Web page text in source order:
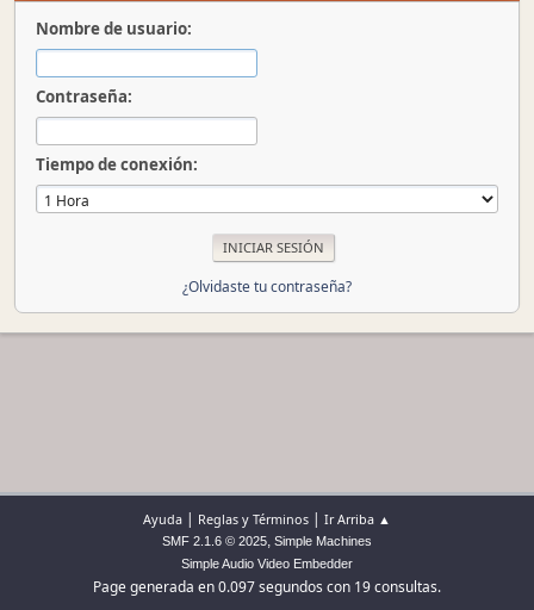
Nombre de usuario:
Contraseña:
Tiempo de conexión:
¿Olvidaste tu contraseña?
Ayuda | Reglas y Términos | Ir Arriba ▲
SMF 2.1.6 © 2025, Simple Machines
Simple Audio Video Embedder
Page generada en 0.097 segundos con 19 consultas.